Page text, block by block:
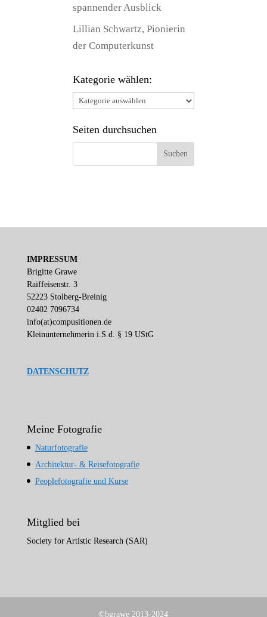
spannender Ausblick
Lillian Schwartz, Pionierin
der Computerkunst
Kategorie wählen:
Kategorie
Seiten durchsuchen
IMPRESSUM
Brigitte Grawe
Raiffeisenstr. 3
52223 Stolberg-Breinig
02402 7096734
info(at)compusitionen.de
Kleinunternehmerin i.S.d. § 19 UStG
DATENSCHUTZ
Meine Fotografie
Naturfotografie
Architektur- & Reisefotografie
Peoplefotografie und Kurse
Mitglied bei
Society for Artistic Research (SAR)
©bgrawe 2013-2024